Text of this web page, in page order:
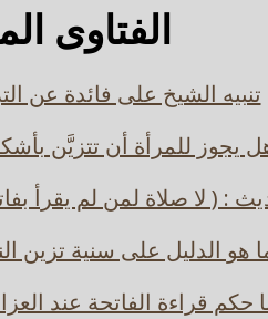
الفتاوى
تنبيه الشيخ على فائدة عن
يجوز للمرأة أن تتزيَّن
: ( لا صلاة لمن لم يقرأ
هو الدليل على سنية تزين
حكم قراءة الفاتحة عند